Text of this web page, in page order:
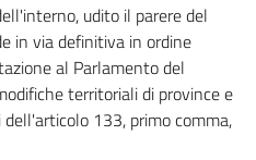
udito il parere del
in via definitiva in ordine
al Parlamento del
territoriali di province e
133, primo comma,